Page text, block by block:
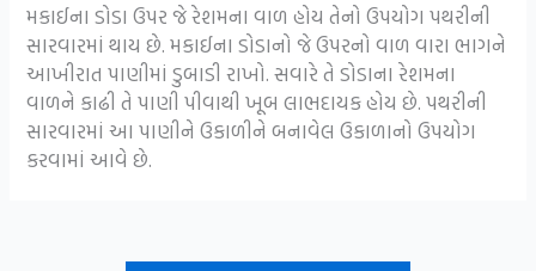
મકાઈના ડોડા ઉપર જે રેશમના વાળ હોય તેનો ઉપયોગ પથરીની
સારવારમાં થાય છે. મકાઈના ડોડાનો જે ઉપરનો વાળ વારા ભાગને
આખીરાત પાણીમાં ડુબાડી રાખો. સવારે તે ડોડાના રેશમના
વાળને કાઢી તે પાણી પીવાથી ખૂબ લાભદાયક હોય છે. પથરીની
સારવારમાં આ પાણીને ઉકાળીને બનાવેલ ઉકાળાનો ઉપયોગ
કરવામાં આવે છે.